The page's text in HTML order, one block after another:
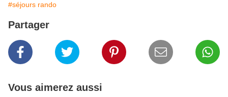
#séjours rando
Partager
Vous aimerez aussi